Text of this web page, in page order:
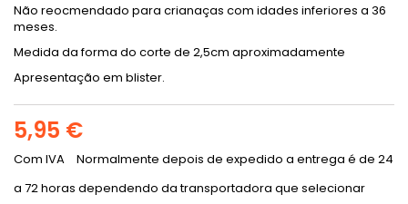
Não reocmendado para crianaças com idades inferiores a 36
meses.
Medida da forma do corte de 2,5cm aproximadamente
Apresentação em blister.
5,95 €
Com IVA
Normalmente depois de expedido a entrega é de 24
a 72 horas dependendo da transportadora que selecionar